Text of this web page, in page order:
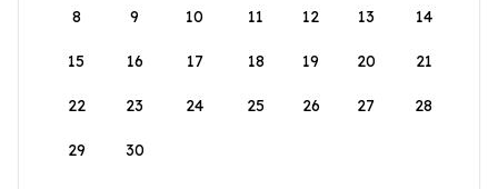
8 9 10 11 12 13 14
15 16 17 18 19 20 21
22 23 24 25 26 27 28
29 30